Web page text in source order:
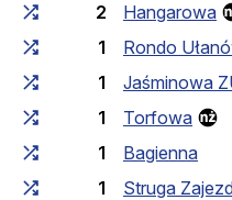
2
Hangarowa
1
Rondo
1
Jaśminowa
1
Torfowa
1
Bagienna
1
Struga